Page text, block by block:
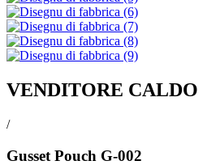
VENDITORE CALDO
/
Gusset Pouch G-002